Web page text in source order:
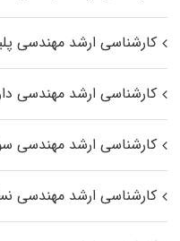
کارشناسی ارشد مهندسی
کارشناسی ارشد مهندسی
کارشناسی ارشد مهندسی
کارشناسی ارشد مهندسی